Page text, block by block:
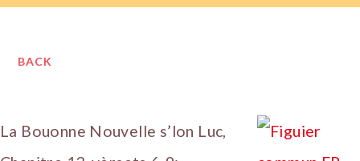
BACK
La Bouonne Nouvelle s’lon Luc,